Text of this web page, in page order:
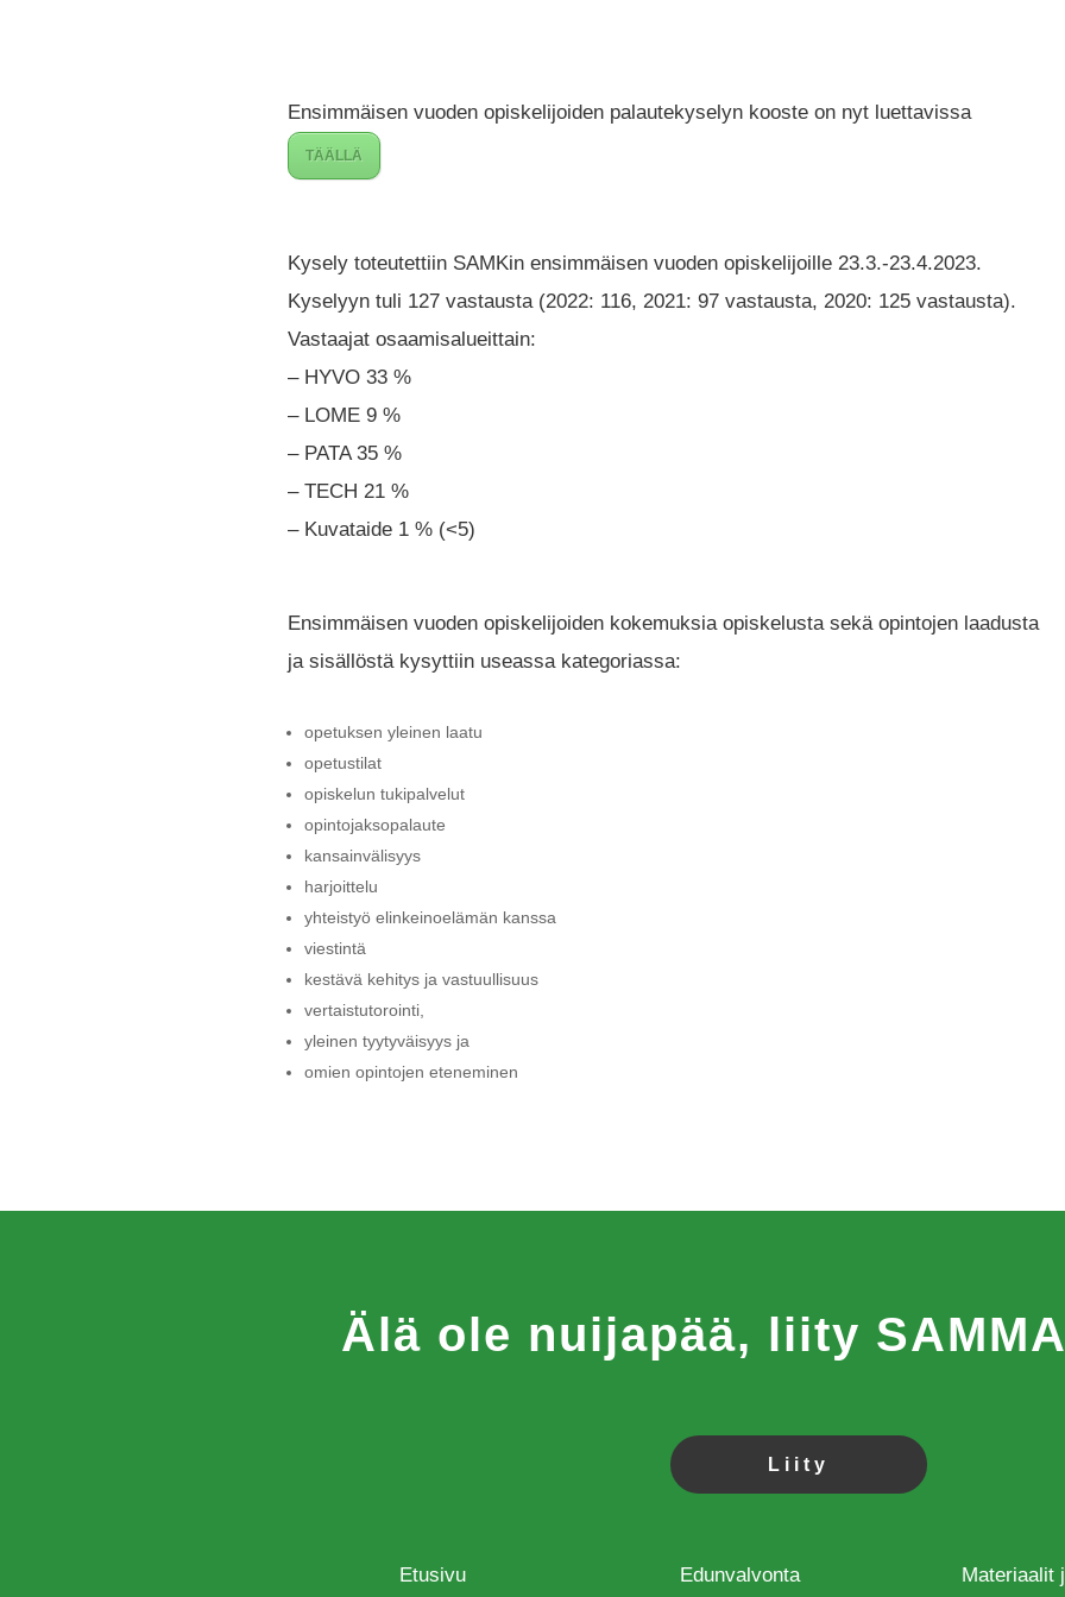
Ensimmäisen vuoden opiskelijoiden palautekyselyn kooste on nyt luettavissa
TÄÄLLÄ
Kysely toteutettiin SAMKin ensimmäisen vuoden opiskelijoille 23.3.-23.4.2023.
Kyselyyn tuli 127 vastausta (2022: 116, 2021: 97 vastausta, 2020: 125 vastausta).
Vastaajat osaamisalueittain:
– HYVO 33 %
– LOME 9 %
– PATA 35 %
– TECH 21 %
– Kuvataide 1 % (<5)
Ensimmäisen vuoden opiskelijoiden kokemuksia opiskelusta sekä opintojen laadusta
ja sisällöstä kysyttiin useassa kategoriassa:
opetuksen yleinen laatu
opetustilat
opiskelun tukipalvelut
opintojaksopalaute
kansainvälisyys
harjoittelu
yhteistyö elinkeinoelämän kanssa
viestintä
kestävä kehitys ja vastuullisuus
vertaistutorointi,
yleinen tyytyväisyys ja
omien opintojen eteneminen
Älä ole nuijapää, liity
Liity
Etusivu Edunvalvonta Materiaalit